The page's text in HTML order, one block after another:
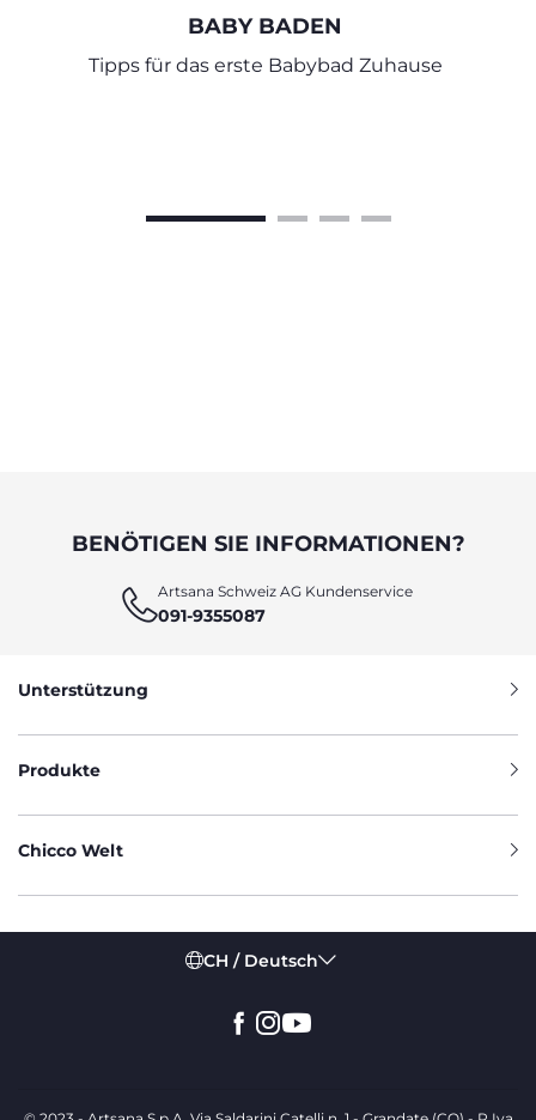
BABY BADEN
Tipps für das erste Babybad Zuhause
BENÖTIGEN SIE INFORMATIONEN?
Artsana Schweiz AG Kundenservice
091-9355087
Unterstützung
Produkte
Chicco Welt
CH / Deutsch